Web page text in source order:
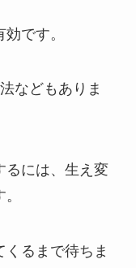
です。
などもありま
るには、生え変
るまで待ちま